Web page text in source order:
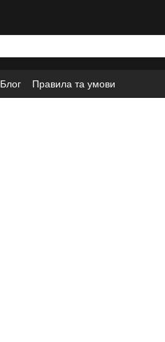
Блог Правила та умови